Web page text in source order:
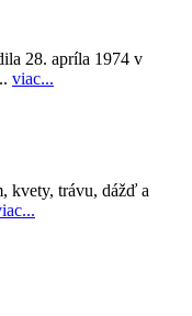
28. apríla 1974 v
viac...
kvety, trávu, dážď a